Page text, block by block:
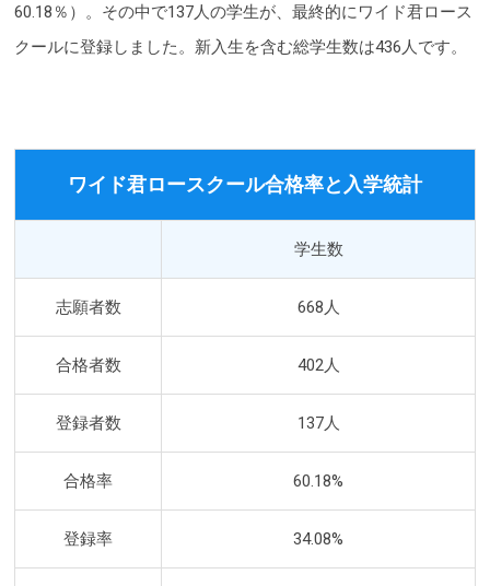
60.18％）。その中で137人の学生が、最終的にワイド君ロース
クールに登録しました。新入生を含む総学生数は436人です。
ワイド君ロースクール合格率と入学統計
学生数
志願者数 668人
合格者数 402人
登録者数 137人
合格率 60.18%
登録率 34.08%